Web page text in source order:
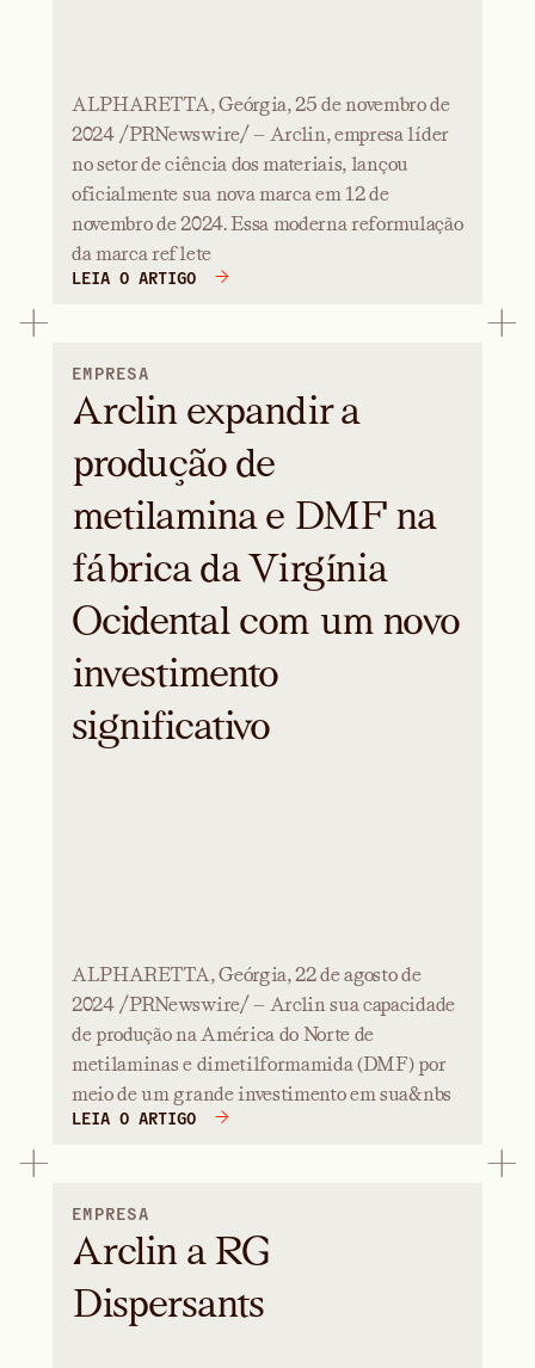
ALPHARETTA, Geórgia, 25 de novembro de
2024 /PRNewswire/ — Arclin, empresa líder
no setor de ciência dos materiais, lançou
oficialmente sua nova marca em 12 de
novembro de 2024. Essa moderna reformulação
da marca reflete
LEIA O ARTIGO
EMPRESA
Arclin expandir a
produção de
metilamina e DMF na
fábrica da Virgínia
Ocidental com um novo
investimento
significativo
ALPHARETTA, Geórgia, 22 de agosto de
2024 /PRNewswire/ — Arclin sua capacidade
de produção na América do Norte de
metilaminas e dimetilformamida (DMF) por
meio de um grande investimento em sua&nbs
LEIA O ARTIGO
EMPRESA
Arclin a RG
Dispersants